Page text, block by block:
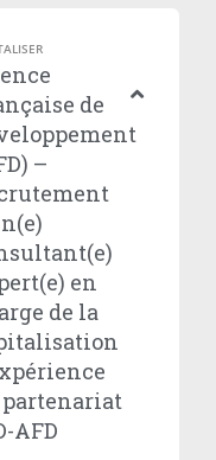
de
–
en
de la
partenariat
AFD